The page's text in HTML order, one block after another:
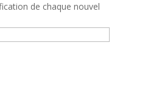
de chaque nouvel